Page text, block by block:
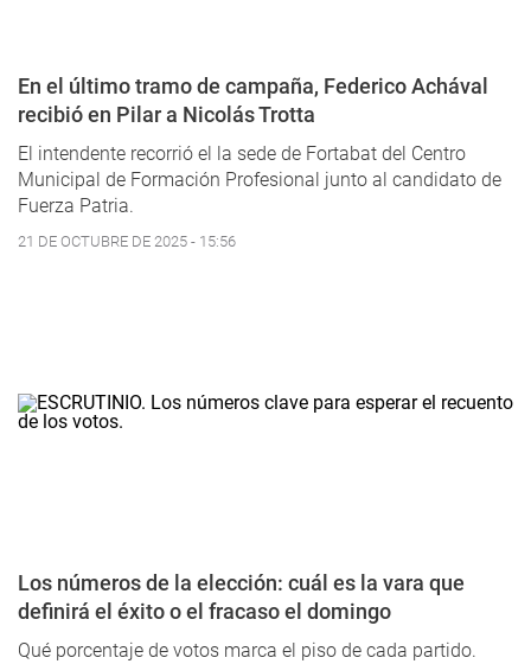
En el último tramo de campaña, Federico Achával
recibió en Pilar a Nicolás Trotta
El intendente recorrió el la sede de Fortabat del Centro
Municipal de Formación Profesional junto al candidato de
Fuerza Patria.
21 DE OCTUBRE DE 2025 - 15:56
Los números de la elección: cuál es la vara que
definirá el éxito o el fracaso el domingo
Qué porcentaje de votos marca el piso de cada partido.